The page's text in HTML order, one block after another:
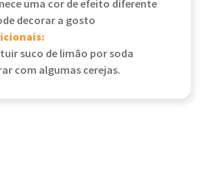
uma cor de efeito diferente
decorar a gosto
suco de limão por soda
com algumas cerejas.